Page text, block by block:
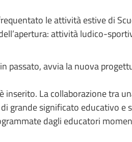
le attività estive di
attività ludico-
passato, avvia la nuova
inserito. La collaborazione tra
grande significato educativo e
dagli educatori